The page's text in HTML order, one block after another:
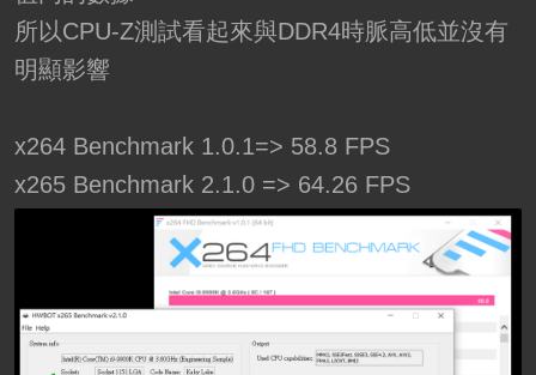
所以CPU-Z測試看起來與DDR4時脈高低並沒有
明顯影響
x264 Benchmark 1.0.1=> 58.8 FPS
x265 Benchmark 2.1.0 => 64.26 FPS